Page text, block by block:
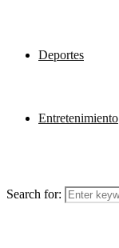
Deportes
Entretenimiento
Search for: